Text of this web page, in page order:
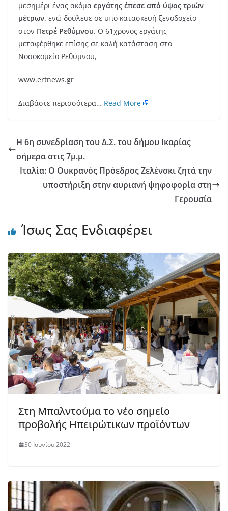
μεσημέρι ένας ακόμα εργάτης έπεσε από ύψος τριών
μέτρων, ενώ δούλευε σε υπό κατασκευή ξενοδοχείο
στον Πετρέ Ρεθύμνου. Ο 61χρονος εργάτης
μεταφέρθηκε επίσης σε καλή κατάσταση στο
Νοσοκομείο Ρεθύμνου,
www.ertnews.gr
Διαβάστε περισσότερα… Read More
Η 6η συνεδρίαση του Δ.Σ. του δήμου Ικαρίας
σήμερα στις 7μ.μ.
Ιταλία: Ο Ουκρανός Πρόεδρος Ζελένσκι ζητά την
υποστήριξη στην αυριανή ψηφοφορία στη
Γερουσία
Ίσως Σας Ενδιαφέρει
Στη Μπαλντούμα το νέο σημείο
προβολής Ηπειρώτικων προϊόντων
30 Ιουνίου 2022